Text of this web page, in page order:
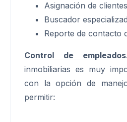
Asignación de
Buscador
Reporte de contacto
Control de empleados
inmobiliarias es muy
con la opción de
permitir: